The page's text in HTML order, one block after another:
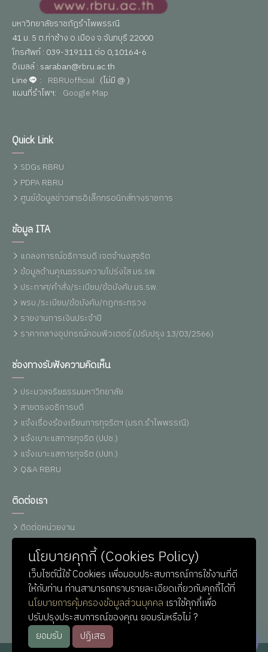
มหาวิทยาลัยราชภัฏรำไพพรรณี
41 ม. 5 ต.ท่าช้าง อ.เมือง จ.จันทบุรี 22000
โทรศัพท์ : 039-319111 ต่อ 0,10164-6
อีเมลล์ : saraban@rbru.ac.th
Line
: RBRUofficial (ไม่มี @ )
แผนที่รำไพฯ: Google Map
Quick Link
SDGs RBRU
PDPA RBRU
ศูนย์ข้อมูลข่าวสารอิเล็กทรอนิกส์ทางราชการ
ข้อมูล ITA
แถลงการณ์อธิการบดี เจตจำนงสุจริต
ข้อมูลด้านคุณธรรมความโปร่งใส มร.รพ.
ประกาศ/คำสั่ง/ระเบียบ/ข้อบังคับ มร.รพ.
พรบ./ระเบียบ/ข้อบังคับ/กฏกระทรวง
รายงานการเงินประจำปี
ราคากลางอุปกรณ์คอมพิวเตอร์ (ปรับปรุง 13/03/2566)
ช่องทางรับฟังความคิดเห็น
ประมวลจริยธรรมมหาวิทยาลัย
สายตรงอธิการบดี
แจ้งเรื่องร้องเรียนการทุจริตฯ (มรภ.รำไพพรรณี)
แจ้งเบาะแสการทุจริต (ปปช.)
แจ้งเบาะแสการทุจริต (ปปท.)
Q&A RBRU
ติดต่อเรา
ติดต่อหน่วยงาน
แผนที่รำไพฯ
ติดต่อ ม.รำไพพรรณี (Line)
ติดต่อ IT-Support
หน่วยประชาสัมพันธ์
นโยบายคุกกี้ (Cookies Policy)
เว็บไซต์นี้ใช้ Cookies เพื่อมอบประสบการณ์การใช้งานที่ดี
ให้กับท่าน ท่านสามารถทราบรายละเอียดเกี่ยวกับคุกกี้ได้ที่
นโยบายการคุ้มครองข้อมูลส่วนบุคคล เราใช้คุกกี้เพื่อ
ปรับปรุงประสบการณ์ของคุณ ยอมรับหรือไม่ ?
ยอมรับ
ปฏิเสธ